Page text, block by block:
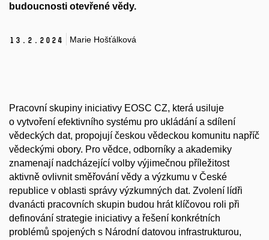
budoucnosti otevřené vědy.
13. 2. 2024 Marie Hošťálková
Pracovní skupiny iniciativy EOSC CZ, která usiluje
o vytvoření efektivního systému pro ukládání a sdílení
vědeckých dat, propojují českou vědeckou komunitu napříč
vědeckými obory. Pro vědce, odborníky a akademiky
znamenají nadcházející volby výjimečnou příležitost
aktivně ovlivnit směřování vědy a výzkumu v České
republice v oblasti správy výzkumných dat. Zvolení lídři
dvanácti pracovních skupin budou hrát klíčovou roli při
definování strategie iniciativy a řešení konkrétních
problémů spojených s Národní datovou infrastrukturou,